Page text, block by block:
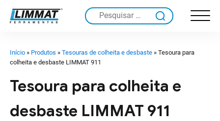
Pesquisar
Início » Produtos » Tesouras de colheita e desbaste » Tesoura para
colheita e desbaste LIMMAT 911
Tesoura para colheita e
desbaste LIMMAT 911